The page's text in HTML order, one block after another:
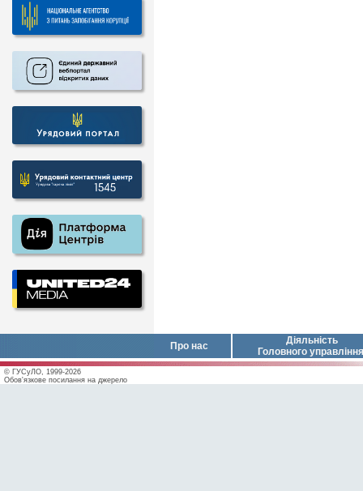
Про нас
Діяльність
Головного управління
© ГУСуЛО, 1999-2026
Обов'язкове посилання на джерело